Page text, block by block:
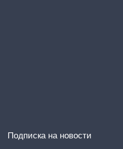
Подписка на новости